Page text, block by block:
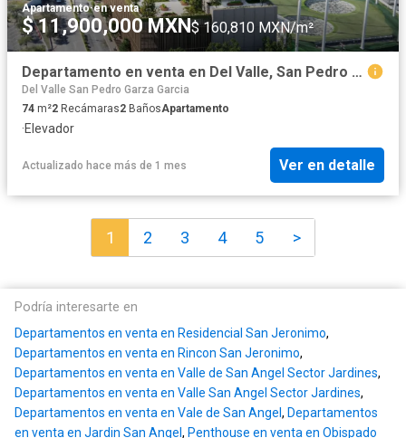
Apartamento·en venta
$ 11,900,000 MXN$ 160,810 MXN/m²
Departamento en venta en Del Valle, San Pedro Garza García, Nuevo León
Del Valle San Pedro Garza Garcia
74 m²2 Recámaras2 BañosApartamento
·Elevador
Actualizado hace más de 1 mes Ver en detalle
1 2 3 4 5 >
Podría interesarte en
Departamentos en venta en Residencial San Jeronimo,
Departamentos en venta en Rincon San Jeronimo,
Departamentos en venta en Valle de San Angel Sector Jardines,
Departamentos en venta en Valle San Angel Sector Jardines,
Departamentos en venta en Vale de San Angel , Departamentos
en venta en Jardin San Angel , Penthouse en venta en Obispado